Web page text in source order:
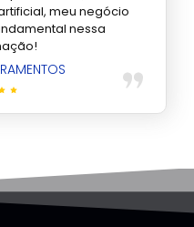
meu negócio
nessa